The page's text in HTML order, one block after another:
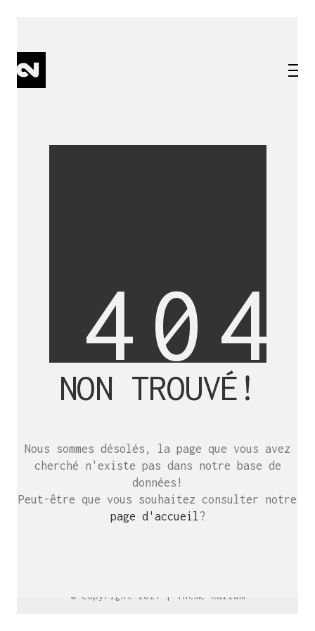
4 0 4
NON TROUVÉ!
Nous sommes désolés, la page que vous avez
cherché n'existe pas dans notre base de
données!
Peut-être que vous souhaitez consulter notre
page d'accueil ?
C’est toujours mieux de se voir
afin de parler le même langage.
atelier@crayon-noir.re
© Copyright 2021 | Thème Kalium